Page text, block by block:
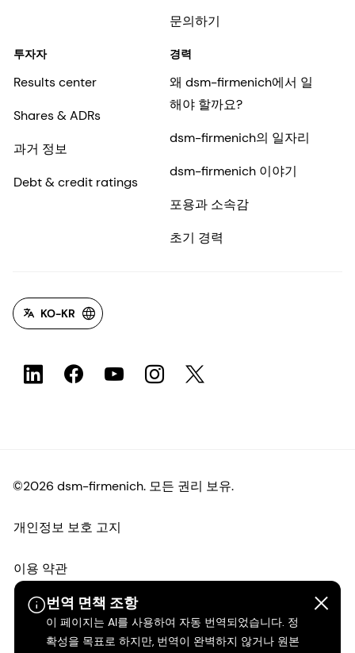
번역 면책 조항
이 페이지는 AI를 사용하여 자동 번역되었습니다. 정
확성을 목표로 하지만, 번역이 완벽하지 않거나 원본
문의하기
투자자
Results center
Shares & ADRs
과거 정보
Debt & credit ratings
경력
왜 dsm-firmenich에서 일
해야 할까요?
dsm-firmenich의 일자리
dsm-firmenich 이야기
포용과 소속감
초기 경력
KO-KR
©2026 dsm-firmenich. 모든 권리 보유.
개인정보 보호 고지
이용 약관
약관